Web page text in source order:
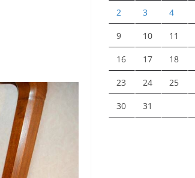
2 3 4
9 10 11
16 17 18
23 24 25
30 31